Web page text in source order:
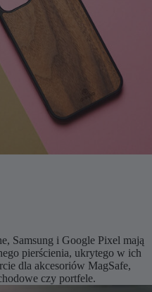
Samsung i Google Pixel mają
pierścienia, ukrytego w ich
dla akcesoriów MagSafe,
czy portfele.